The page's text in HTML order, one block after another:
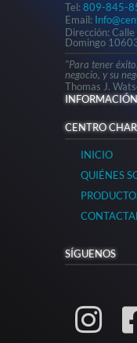
Tel:809-845-
Email:
Dirección:
Domingo
"Para tener
negocio, y su
Thomas J.
CENTRO
INICIO
QUIÉNES
SÍGUENOS